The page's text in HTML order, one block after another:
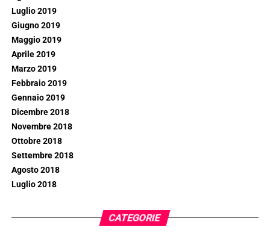
Luglio 2019
Giugno 2019
Maggio 2019
Aprile 2019
Marzo 2019
Febbraio 2019
Gennaio 2019
Dicembre 2018
Novembre 2018
Ottobre 2018
Settembre 2018
Agosto 2018
Luglio 2018
CATEGORIE